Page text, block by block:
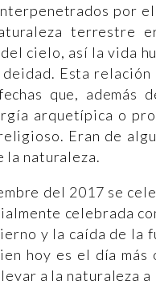
por
terrestre
cielo, así la vida
Esta
que, además
arquetípica o
Eran de
la naturaleza.
del 2017 se
celebrada
y la caída de la
hoy es el día
a la naturaleza